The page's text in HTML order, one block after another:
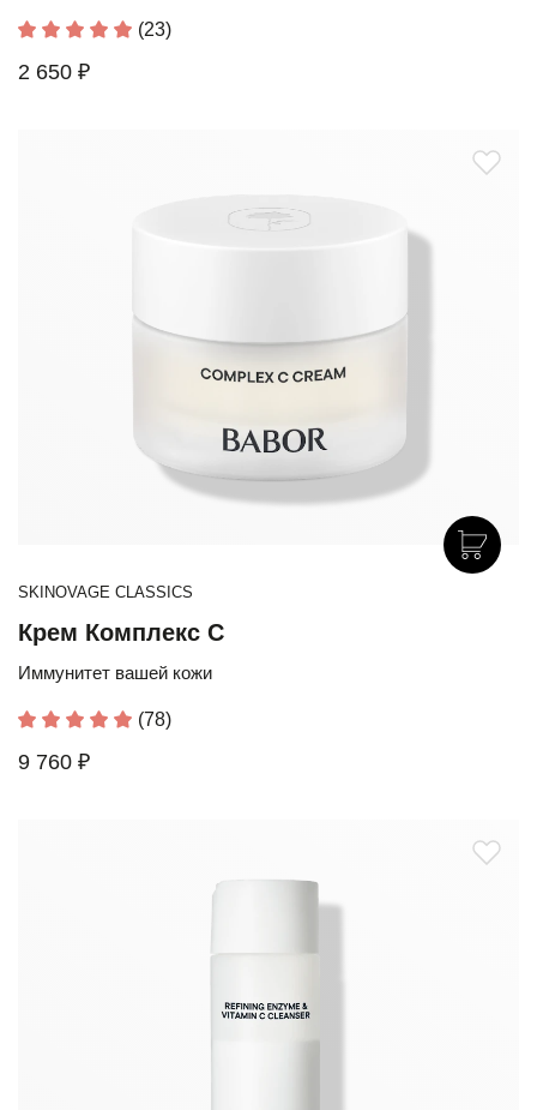
(23)
2 650 ₽
SKINOVAGE CLASSICS
Крем Комплекс С
Иммунитет вашей кожи
(78)
9 760 ₽